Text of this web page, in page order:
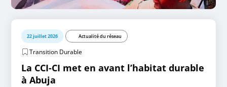
22 juillet 2026 Actualité du réseau
Transition Durable
La CCI-CI met en avant l’habitat durable
à Abuja